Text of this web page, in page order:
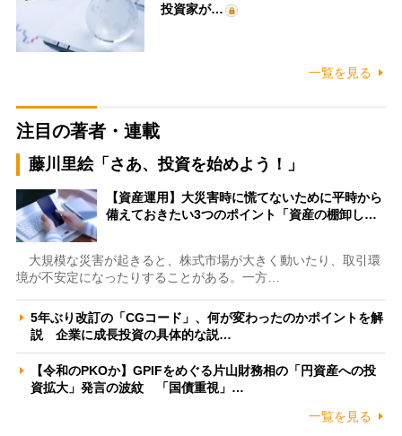
投資家が…
一覧を見る
注目の著者・連載
藤川里絵「さあ、投資を始めよう！」
【資産運用】大災害時に慌てないために平時から
備えておきたい3つのポイント「資産の棚卸し…
大規模な災害が起きると、株式市場が大きく動いたり、取引環
境が不安定になったりすることがある。一方…
5年ぶり改訂の「CGコード」、何が変わったのかポイントを解
説 企業に成長投資の具体的な説…
【令和のPKOか】GPIFをめぐる片山財務相の「円資産への投
資拡大」発言の波紋 「国債重視」…
一覧を見る